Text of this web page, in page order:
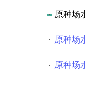
原种场
原种场
原种场